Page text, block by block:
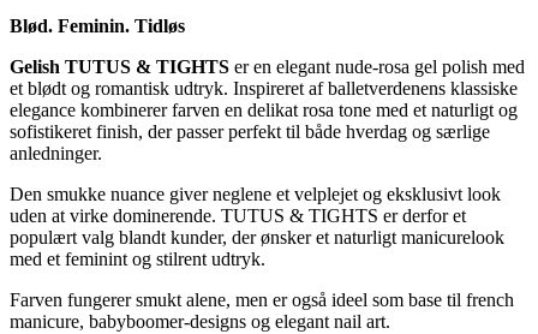
Blød. Feminin. Tidløs
Gelish TUTUS & TIGHTS er en elegant nude-rosa gel polish med
et blødt og romantisk udtryk. Inspireret af balletverdenens klassiske
elegance kombinerer farven en delikat rosa tone med et naturligt og
sofistikeret finish, der passer perfekt til både hverdag og særlige
anledninger.
Den smukke nuance giver neglene et velplejet og eksklusivt look
uden at virke dominerende. TUTUS & TIGHTS er derfor et
populært valg blandt kunder, der ønsker et naturligt manicurelook
med et feminint og stilrent udtryk.
Farven fungerer smukt alene, men er også ideel som base til french
manicure, babyboomer-designs og elegant nail art.